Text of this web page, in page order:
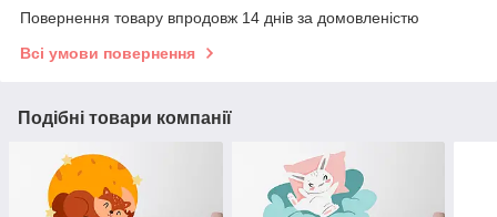
Повернення товару впродовж 14 днів за домовленістю
Всі умови повернення
Подібні товари компанії